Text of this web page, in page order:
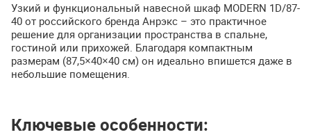
Узкий и функциональный навесной шкаф MODERN 1D/87-
40 от российского бренда Анрэкс – это практичное
решение для организации пространства в спальне,
гостиной или прихожей. Благодаря компактным
размерам (87,5×40×40 см) он идеально впишется даже в
небольшие помещения.
Ключевые особенности: